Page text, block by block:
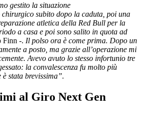
gestito la situazione
subito dopo la caduta, poi una
atletica della Red Bull per la
a casa e poi sono salito in quota ad
Finn -. Il polso ora è come prima. Dopo un
a posto, ma grazie all’operazione mi
Avevo avuto lo stesso infortunio tre
la convalescenza fu molto più
è stata brevissima”.
al Giro Next Gen